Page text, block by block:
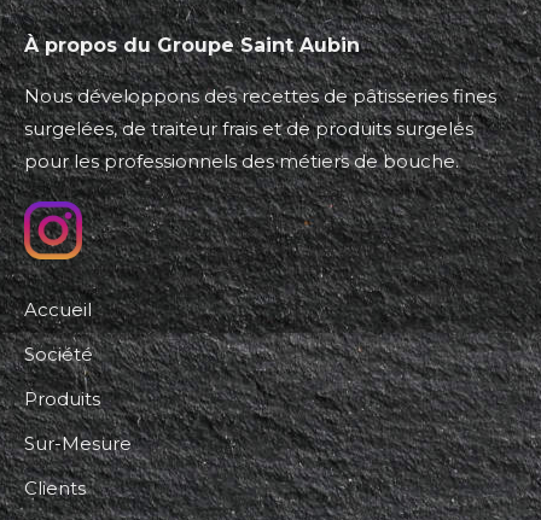
À propos du Groupe Saint Aubin
Nous développons des recettes de pâtisseries fines
surgelées, de traiteur frais et de produits surgelés
pour les professionnels des métiers de bouche.
Accueil
Société
Produits
Sur-Mesure
Clients